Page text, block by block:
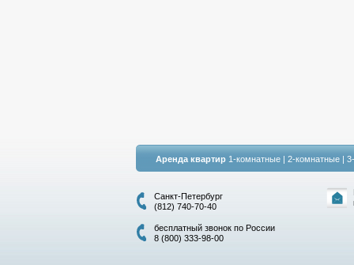
Аренда квартир 1-комнатные | 2-комнатные |
Санкт-Петербург
(812) 740-70-40
бесплатный звонок по России
8 (800) 333-98-00